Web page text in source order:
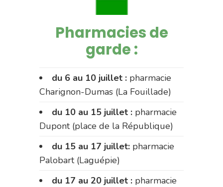
Pharmacies de
garde :
du 6 au 10 juillet : pharmacie
Charignon-Dumas (La Fouillade)
du 10 au 15 juillet : pharmacie
Dupont (place de la République)
du 15 au 17 juillet: pharmacie
Palobart (Laguépie)
du 17 au 20 juillet : pharmacie